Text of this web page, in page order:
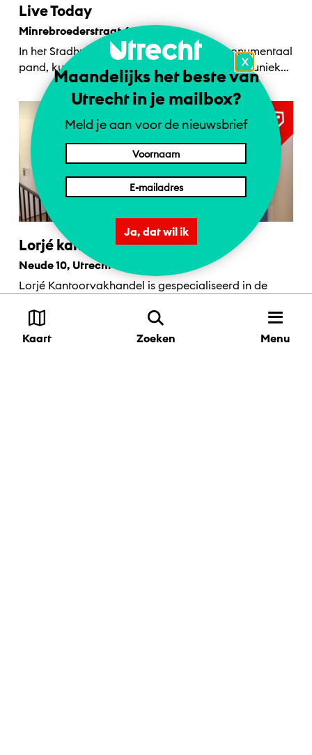
Live Today
Minrebroederstraat 6, Utrecht
In het Stadhuiskwartier, in een prachtig monumentaal
pand, kun je kennis maken met bijzondere en unieke
meubels en...
Lorjé kantoorvakhandel
Neude 10, Utrecht
Lorjé Kantoorvakhandel is gespecialiseerd in de
X
Maandelijks het beste van
Utrecht in je mailbox?
Meld je aan voor de nieuwsbrief
1 = NL | 2 = DE | 4 = EN
Ja, dat wil ik
Kaart Zoeken Menu